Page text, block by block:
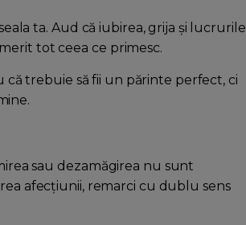
ta. Aud că iubirea, grija și lucrurile
tot ceea ce primesc.
că trebuie să fii un părinte perfect, ci
sau dezamăgirea nu sunt
afecțiunii, remarci cu dublu sens